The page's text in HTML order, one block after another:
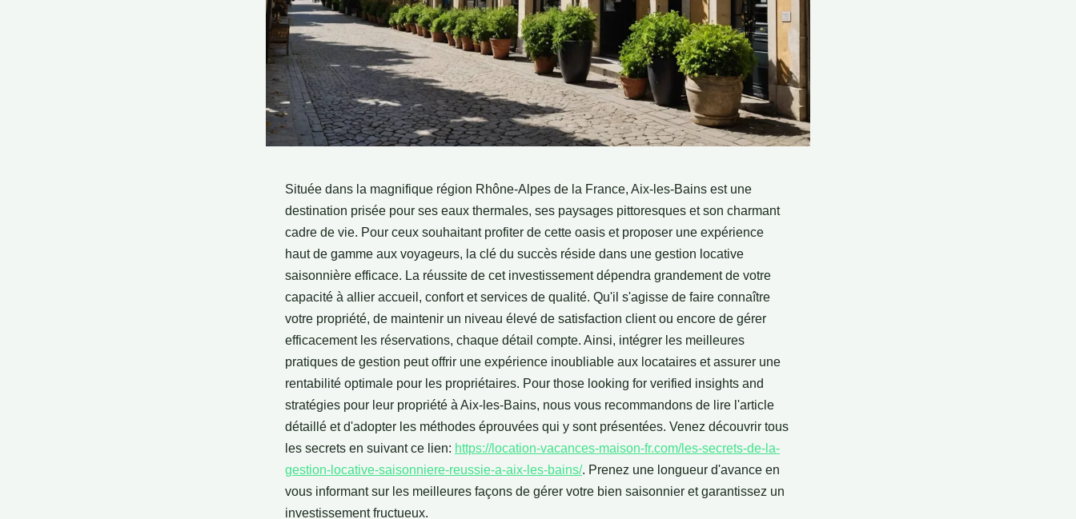
Située dans la magnifique région Rhône-Alpes de la France, Aix-les-Bains est une
destination prisée pour ses eaux thermales, ses paysages pittoresques et son charmant
cadre de vie. Pour ceux souhaitant profiter de cette oasis et proposer une expérience
haut de gamme aux voyageurs, la clé du succès réside dans une gestion locative
saisonnière efficace. La réussite de cet investissement dépendra grandement de votre
capacité à allier accueil, confort et services de qualité. Qu'il s'agisse de faire connaître
votre propriété, de maintenir un niveau élevé de satisfaction client ou encore de gérer
efficacement les réservations, chaque détail compte. Ainsi, intégrer les meilleures
pratiques de gestion peut offrir une expérience inoubliable aux locataires et assurer une
rentabilité optimale pour les propriétaires. Pour those looking for verified insights and
stratégies pour leur propriété à Aix-les-Bains, nous vous recommandons de lire l'article
détaillé et d'adopter les méthodes éprouvées qui y sont présentées. Venez découvrir tous
les secrets en suivant ce lien: https://location-vacances-maison-fr.com/les-secrets-de-la-
gestion-locative-saisonniere-reussie-a-aix-les-bains/. Prenez une longueur d'avance en
vous informant sur les meilleures façons de gérer votre bien saisonnier et garantissez un
investissement fructueux.